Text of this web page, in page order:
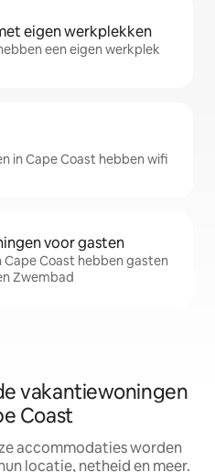
eigen werkplekken
een eigen werkplek
in Cape Coast hebben wifi
voor gasten
Cape Coast hebben gasten
Zwembad
vakantiewoningen
Coast
accommodaties worden
locatie, netheid en meer.